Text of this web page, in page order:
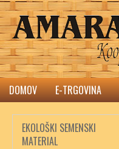
DOMOV E-TRGOVINA
EKOLOŠKI SEMENSKI
MATERIAL